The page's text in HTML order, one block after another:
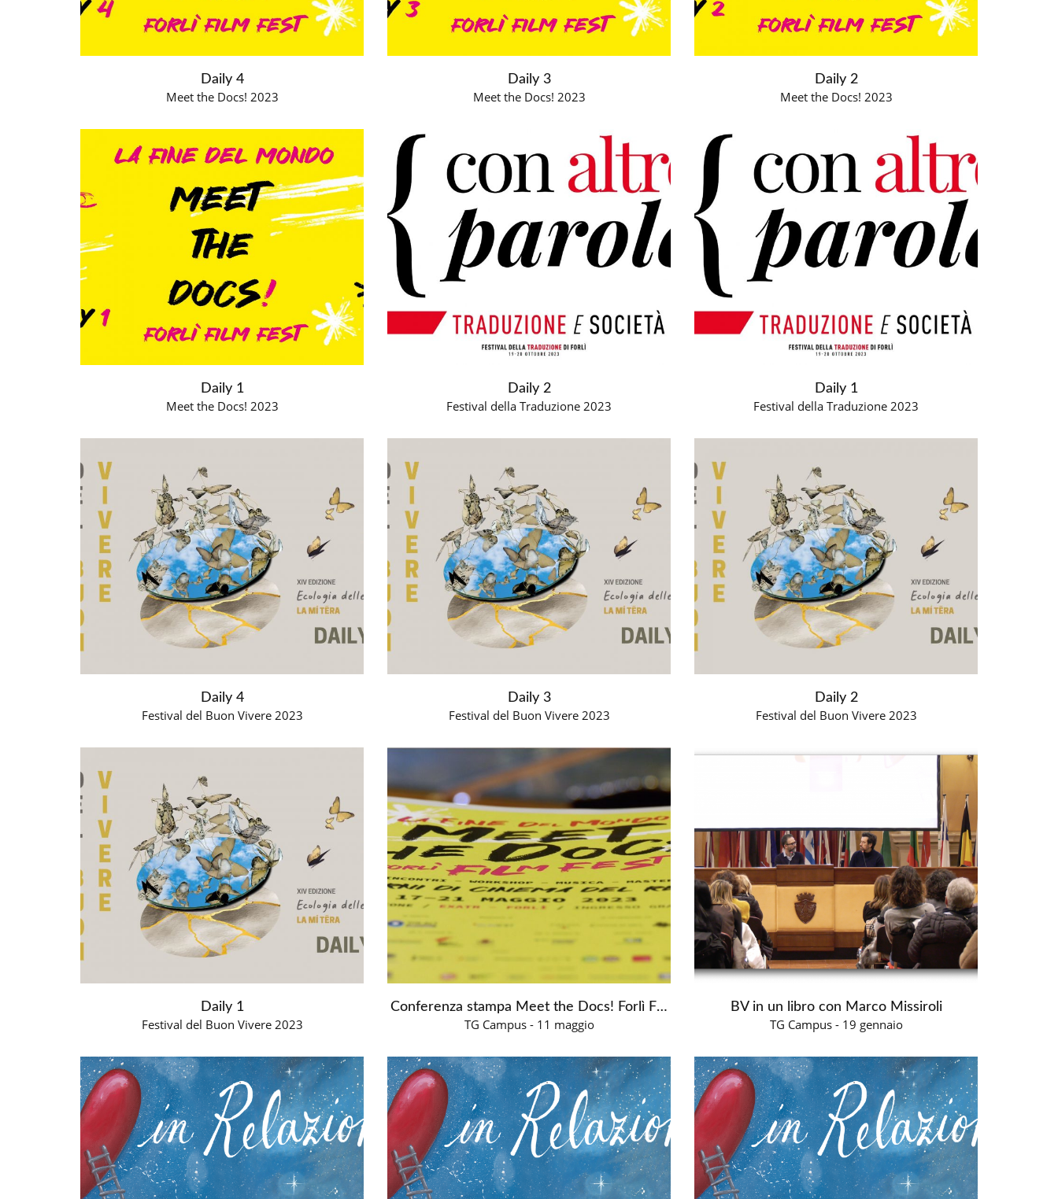
Daily 4
Meet the Docs! 2023
Daily 3
Meet the Docs! 2023
Daily 2
Meet the Docs! 2023
Daily 1
Meet the Docs! 2023
Daily 2
Festival della Traduzione 2023
Daily 1
Festival della Traduzione 2023
Daily 4
Festival del Buon Vivere 2023
Daily 3
Festival del Buon Vivere 2023
Daily 2
Festival del Buon Vivere 2023
Daily 1
Festival del Buon Vivere 2023
Conferenza stampa Meet the Docs! Forlì Film Fest 2023
TG Campus - 11 maggio
BV in un libro con Marco Missiroli
TG Campus - 19 gennaio